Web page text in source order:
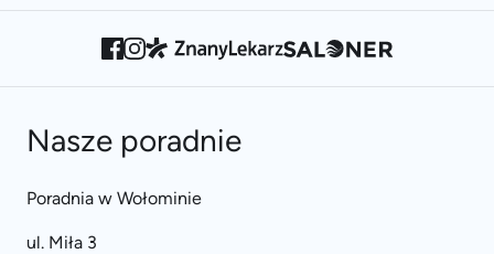
Nasze poradnie
Poradnia w Wołominie
ul. Miła 3